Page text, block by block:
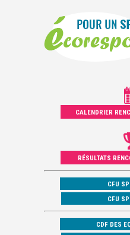
CALENDRIER
RÉSULTATS
CFU
CFU
CDF DES